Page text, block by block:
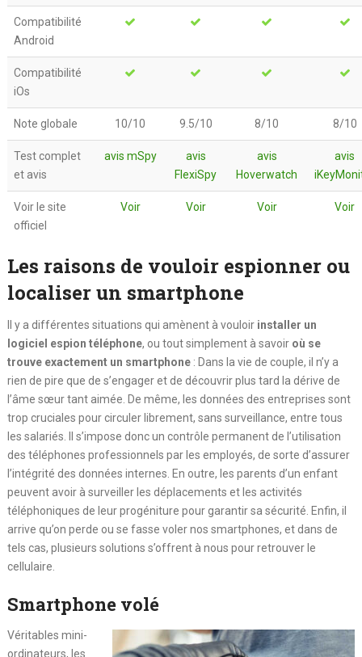
Compatibilité
Android
Compatibilité
iOs
Note globale 10/10 9.5/10 8/10 8/10
Test complet
et avis
avis mSpy
avis
FlexiSpy
avis
Hoverwatch
avis
Voir le site
officiel
Voir Voir Voir Voir
Les raisons de vouloir espionner ou
localiser un smartphone
Il y a différentes situations qui amènent à vouloir installer un
logiciel espion téléphone, ou tout simplement à savoir où se
trouve exactement un smartphone: Dans la vie de couple, il n’y a
rien de pire que de s’engager et de découvrir plus tard la dérive de
l’âme sœur tant aimée. De même, les données des entreprises sont
trop cruciales pour circuler librement, sans surveillance, entre tous
les salariés. Il s’impose donc un contrôle permanent de l’utilisation
des téléphones professionnels par les employés, de sorte d’assurer
l’intégrité des données internes. En outre, les parents d’un enfant
peuvent avoir à surveiller les déplacements et les activités
téléphoniques de leur progéniture pour garantir sa sécurité. Enfin, il
arrive qu’on perde ou se fasse voler nos smartphones, et dans de
tels cas, plusieurs solutions s’offrent à nous pour retrouver le
cellulaire.
Smartphone volé
Véritables mini-
ordinateurs, les